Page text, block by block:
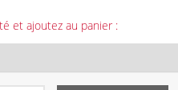
et ajoutez au panier :